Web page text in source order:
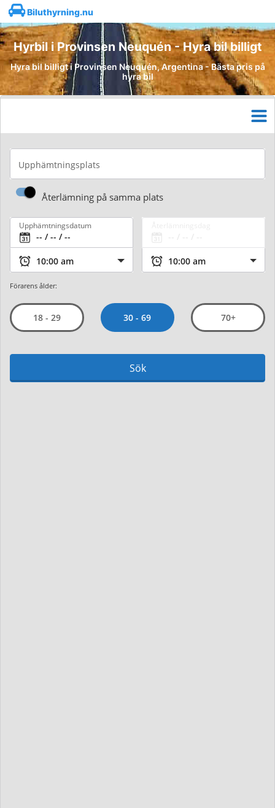
Biluthyrning.nu
Hyrbil i Provinsen Neuquén - Hyra bil billigt
Hyra bil billigt i Provinsen Neuquén, Argentina - Bästa pris på
hyra bil
Upphämtningsplats
Återlämning på samma plats
Upphämtningsdatum
Förarens ålder:
18 - 29 30 - 69 70+
Sök